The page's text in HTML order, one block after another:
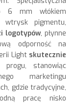
6 mm włókiem
wtrysk pigmentu,
logotypów, płynne
odporność na
Light skutecznie
stanowiąc
marketingu
gdzie tradycyjne,
pracę nisko